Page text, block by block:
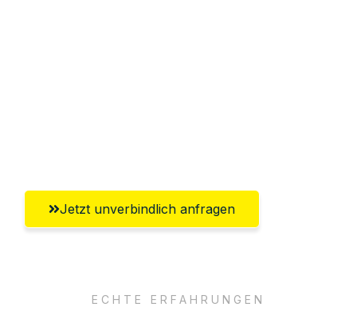
Jetzt unverbindlich anfragen
ECHTE ERFAHRUNGEN